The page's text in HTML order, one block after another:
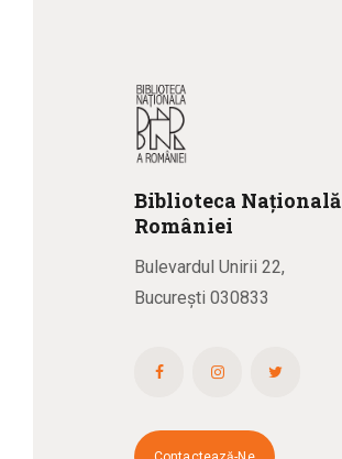
Biblioteca Națională
României
Bulevardul Unirii 22,
București 030833